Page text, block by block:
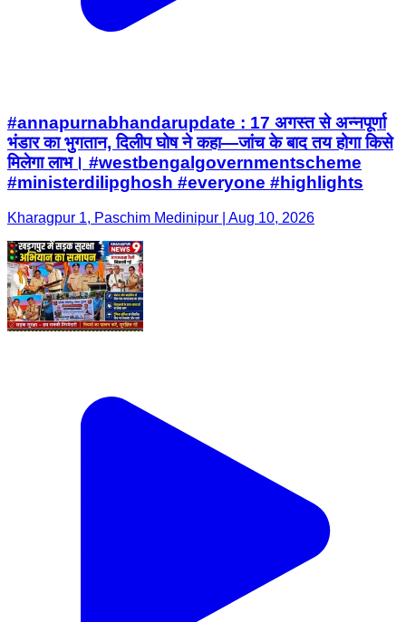
#annapurnabhandarupdate : 17 अगस्त से अन्नपूर्णा
भंडार का भुगतान, दिलीप घोष ने कहा—जांच के बाद तय होगा किसे
मिलेगा लाभ। #westbengalgovernmentscheme
#ministerdilipghosh #everyone #highlights
Kharagpur 1, Paschim Medinipur | Aug 10, 2026